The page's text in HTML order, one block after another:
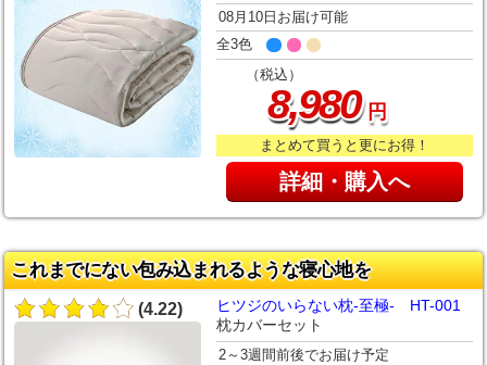
08月10日お届け可能
全3色
（税込）
8,980円
まとめて買うと更にお得！
詳細・購入へ
これまでにない包み込まれるような寝心地を
(4.22)
ヒツジのいらない枕-至極- HT-001
枕カバーセット
2～3週間前後でお届け予定